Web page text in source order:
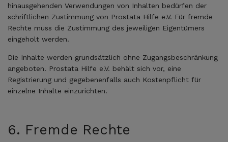
hinausgehenden Verwendungen von Inhalten bedürfen der
schriftlichen Zustimmung von Prostata Hilfe e.V. Für fremde
Rechte muss die Zustimmung des jeweiligen Eigentümers
eingeholt werden.
Die Inhalte werden grundsätzlich ohne Zugangsbeschränkung
angeboten. Prostata Hilfe e.V. behält sich vor, eine
Registrierung und gegebenenfalls auch Kostenpflicht für
einzelne Inhalte einzurichten.
6. Fremde Rechte